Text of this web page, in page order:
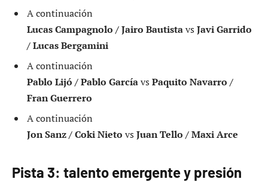
A continuación
Lucas Campagnolo / Jairo Bautistavs Javi Garrido
/ Lucas Bergamini
A continuación
Pablo Lijó / Pablo Garcíavs Paquito Navarro /
Fran Guerrero
A continuación
Jon Sanz / Coki Nieto vs Juan Tello / Maxi Arce
Pista 3: talento emergente y presión